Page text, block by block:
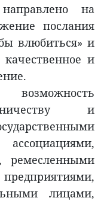
на
послания
влюбиться» и
качественное и
и
ремесленными
лицами,